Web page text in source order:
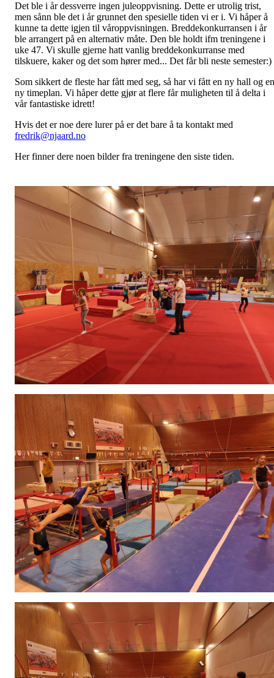
Det ble i år dessverre ingen juleoppvisning. Dette er utrolig trist,
men sånn ble det i år grunnet den spesielle tiden vi er i. Vi håper å
kunne ta dette igjen til våroppvisningen. Breddekonkurransen i år
ble arrangert på en alternativ måte. Den ble holdt ifm treningene i
uke 47. Vi skulle gjerne hatt vanlig breddekonkurranse med
tilskuere, kaker og det som hører med... Det får bli neste semester:)
Som sikkert de fleste har fått med seg, så har vi fått en ny hall og en
ny timeplan. Vi håper dette gjør at flere får muligheten til å delta i
vår fantastiske idrett!
Hvis det er noe dere lurer på er det bare å ta kontakt med
fredrik@njaard.no
Her finner dere noen bilder fra treningene den siste tiden.